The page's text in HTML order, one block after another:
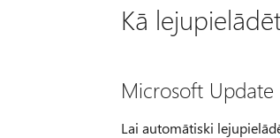
Kā
Microsoft Update
Lai automātiski